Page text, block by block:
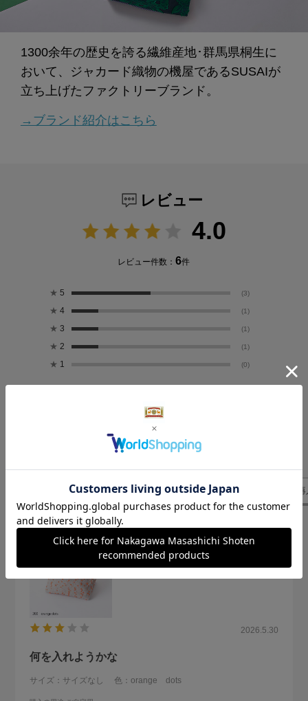
1300余年の歴史を誇る繊維産地･群馬県桐生に
おいて、ジャカード織物の機屋であるSUSAIが
立ち上げたファクトリーブランド。
→ブランド紹介はこちら
レビュー
4.0
レビュー件数：6件
★ 5 (3)
★ 4 (1)
★ 3 (1)
★ 2 (1)
★ 1 (0)
中身 人への贈り物 仕切り
2026.5.30
何を入れようかな
サイズ：サイズなし 色：orange dots